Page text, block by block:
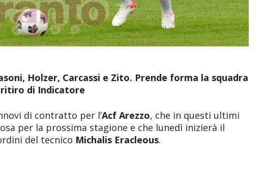
Holzer, Carcassi e Zito. Prende forma la squadra
ritiro di Indicatore
di contratto per l’Acf Arezzo, che in questi ultimi
per la prossima stagione e che lunedì inizierà il
del tecnico Michalis Eracleous.